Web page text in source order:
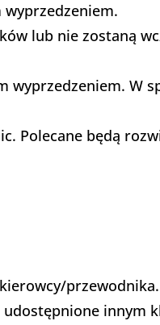
lub nie zostaną
wyprzedzeniem. W
Polecane będą
przewodnika.
udostępnione innym